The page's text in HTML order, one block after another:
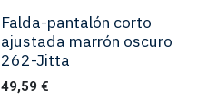
Falda-pantalón corto
ajustada marrón oscuro
262-Jitta
49,59 €